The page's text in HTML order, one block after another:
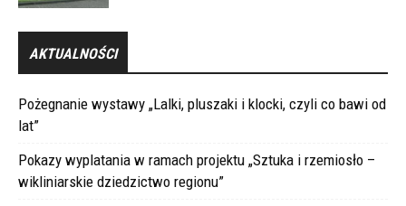
AKTUALNOŚCI
Pożegnanie wystawy „Lalki, pluszaki i klocki, czyli co bawi od
lat”
Pokazy wyplatania w ramach projektu „Sztuka i rzemiosło –
wikliniarskie dziedzictwo regionu”